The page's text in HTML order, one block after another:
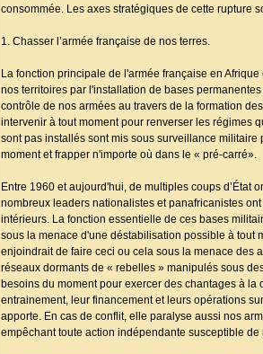
consommée. Les axes stratégiques de cette rupture
1. Chasser l’armée française de nos terres.
La fonction principale de l'armée française en
nos territoires par l'installation de bases
contrôle de nos armées au travers de la formation
intervenir à tout moment pour renverser les régimes
sont pas installés sont mis sous surveillance
moment et frapper n'importe où dans le « pré-carré».
Entre 1960 et aujourd'hui, de multiples coups d’État
nombreux leaders nationalistes et panafricanistes
intérieurs. La fonction essentielle de ces bases
sous la menace d'une déstabilisation possible à tout
enjoindrait de faire ceci ou cela sous la menace des
réseaux dormants de « rebelles » manipulés sous
besoins du moment pour exercer des chantages à
entrainement, leur financement et leurs opérations
apporte. En cas de conflit, elle paralyse aussi nos
empêchant toute action indépendante susceptible